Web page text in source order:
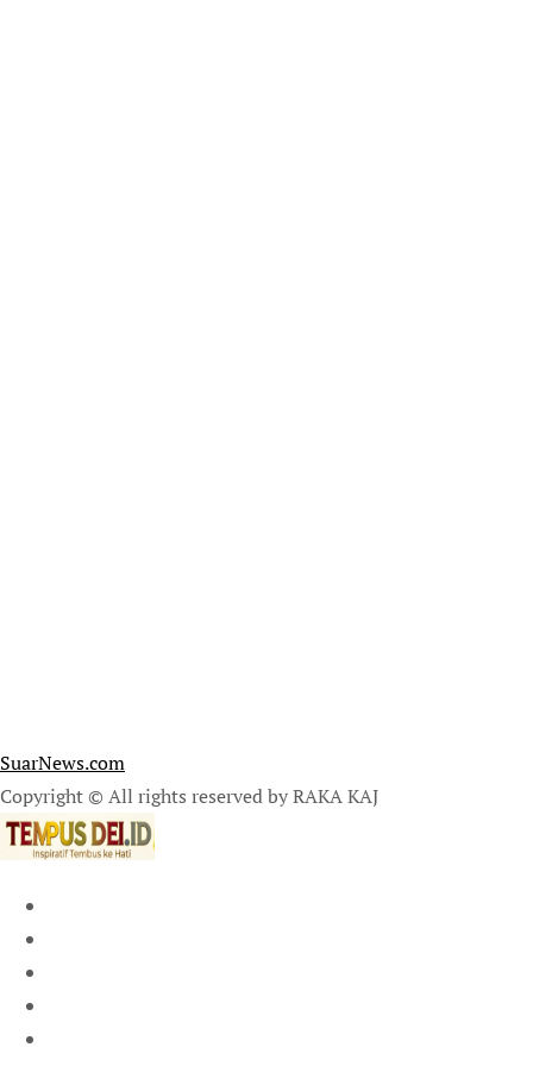
SuarNews.com
Copyright © All rights reserved by RAKA KAJ